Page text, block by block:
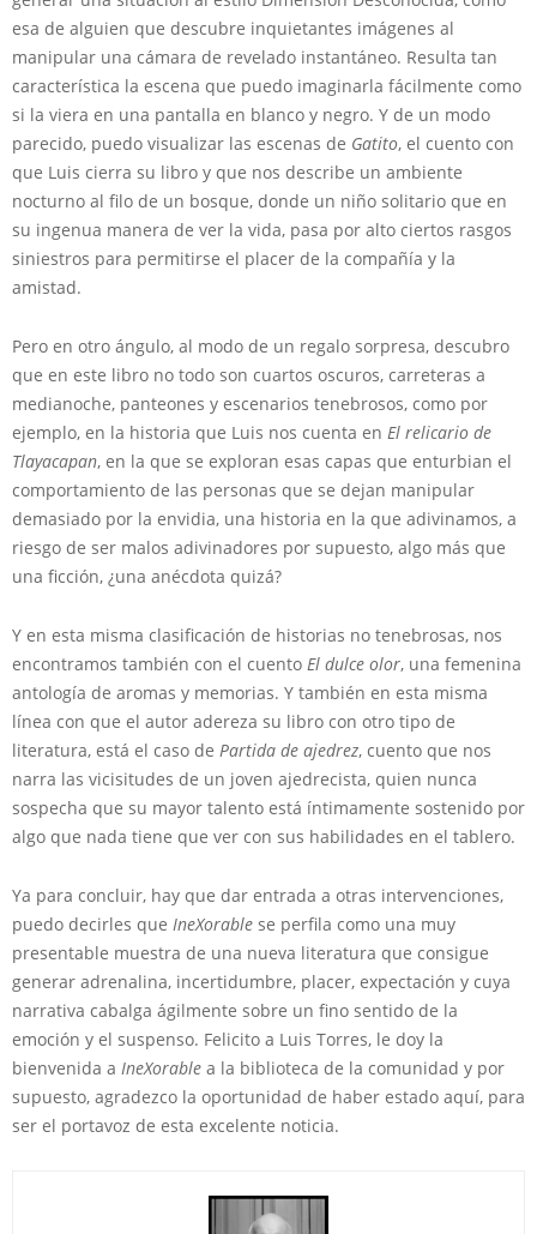
esa de alguien que descubre inquietantes imágenes al
manipular una cámara de revelado instantáneo. Resulta tan
característica la escena que puedo imaginarla fácilmente como
si la viera en una pantalla en blanco y negro. Y de un modo
parecido, puedo visualizar las escenas de Gatito, el cuento con
que Luis cierra su libro y que nos describe un ambiente
nocturno al filo de un bosque, donde un niño solitario que en
su ingenua manera de ver la vida, pasa por alto ciertos rasgos
siniestros para permitirse el placer de la compañía y la
amistad.
Pero en otro ángulo, al modo de un regalo sorpresa, descubro
que en este libro no todo son cuartos oscuros, carreteras a
medianoche, panteones y escenarios tenebrosos, como por
ejemplo, en la historia que Luis nos cuenta en El relicario de
Tlayacapan, en la que se exploran esas capas que enturbian el
comportamiento de las personas que se dejan manipular
demasiado por la envidia, una historia en la que adivinamos, a
riesgo de ser malos adivinadores por supuesto, algo más que
una ficción, ¿una anécdota quizá?
Y en esta misma clasificación de historias no tenebrosas, nos
encontramos también con el cuento El dulce olor, una femenina
antología de aromas y memorias. Y también en esta misma
línea con que el autor adereza su libro con otro tipo de
literatura, está el caso de Partida de ajedrez, cuento que nos
narra las vicisitudes de un joven ajedrecista, quien nunca
sospecha que su mayor talento está íntimamente sostenido por
algo que nada tiene que ver con sus habilidades en el tablero.
Ya para concluir, hay que dar entrada a otras intervenciones,
puedo decirles que IneXorable se perfila como una muy
presentable muestra de una nueva literatura que consigue
generar adrenalina, incertidumbre, placer, expectación y cuya
narrativa cabalga ágilmente sobre un fino sentido de la
emoción y el suspenso. Felicito a Luis Torres, le doy la
bienvenida a IneXorable a la biblioteca de la comunidad y por
supuesto, agradezco la oportunidad de haber estado aquí, para
ser el portavoz de esta excelente noticia.